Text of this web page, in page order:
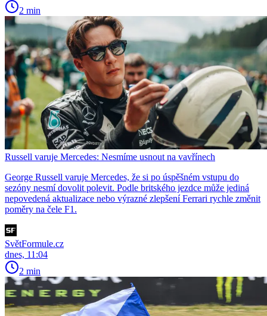
2 min
Russell varuje Mercedes: Nesmíme usnout na vavřínech
George Russell varuje Mercedes, že si po úspěšném vstupu do
sezóny nesmí dovolit polevit. Podle britského jezdce může jediná
nepovedená aktualizace nebo výrazné zlepšení Ferrari rychle změnit
poměry na čele F1.
SvětFormule.cz
dnes, 11:04
2 min